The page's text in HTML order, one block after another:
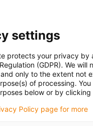
settings
protects your privacy by
(GDPR). We
only to the extent not
of processing.
below or by clicking
Policy page for more